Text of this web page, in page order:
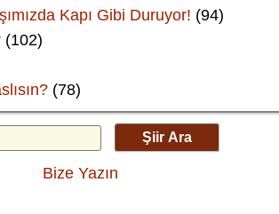
Kapı Gibi Duruyor! (94)
(102)
(78)
Şiir Ara
Bize Yazın